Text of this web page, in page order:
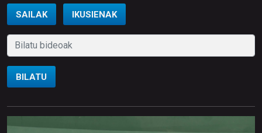
SAILAK IKUSIENAK
BILATU